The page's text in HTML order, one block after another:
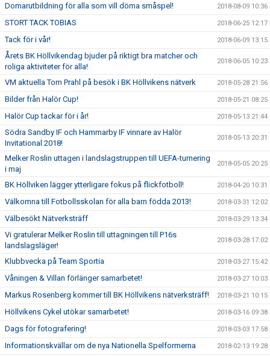
Domarutbildning för alla som vill döma småspel! 2018-08-09 10:36
STORT TACK TOBIAS 2018-06-25 12:17
Tack för i vår! 2018-06-09 13:15
Årets BK Höllvikendag bjuder på riktigt bra matcher och
roliga aktiviteter för alla!
2018-06-05 10:23
VM aktuella Tom Prahl på besök i BK Höllvikens nätverk 2018-05-28 21:56
Bilder från Halör Cup! 2018-05-21 08:25
Halör Cup tackar för i år! 2018-05-13 21:44
Södra Sandby IF och Hammarby IF vinnare av Halör
Invitational 2018!
2018-05-13 20:31
Melker Roslin uttagen i landslagstruppen till UEFA-turnering
i maj
2018-05-05 20:25
BK Höllviken lägger ytterligare fokus på flickfotboll! 2018-04-20 10:31
Välkomna till Fotbollsskolan för alla barn födda 2013! 2018-03-31 12:02
Välbesökt Nätverksträff 2018-03-29 13:34
Vi gratulerar Melker Roslin till uttagningen till P16s
landslagsläger!
2018-03-28 17:02
Klubbvecka på Team Sportia 2018-03-27 15:42
Våningen & Villan förlänger samarbetet! 2018-03-27 10:03
Markus Rosenberg kommer till BK Höllvikens nätverksträff! 2018-03-21 10:15
Höllvikens Cykel utökar samarbetet! 2018-03-16 09:38
Dags för fotografering! 2018-03-03 17:58
Informationskvällar om de nya Nationella Spelformerna 2018-02-13 19:28